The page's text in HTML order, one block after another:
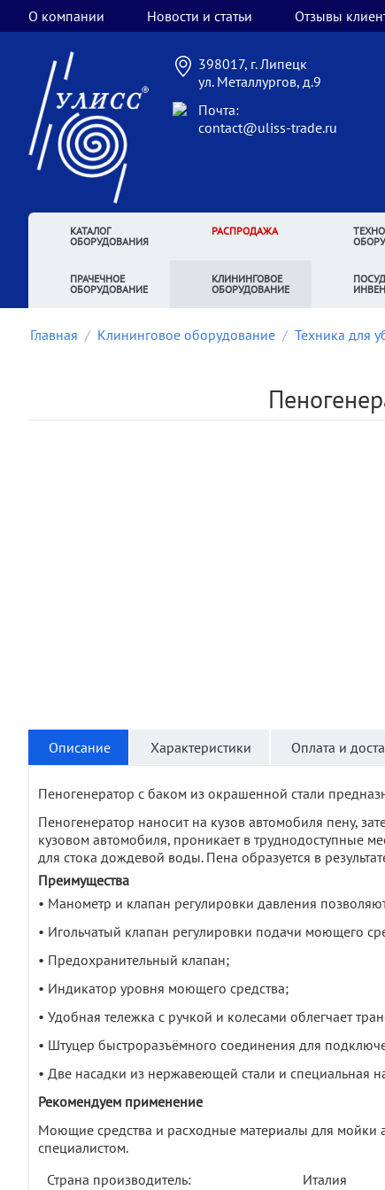
О компании Новости и статьи Отзывы
398017, г. Липецк
ул. Металлургов, д.9
Почта:
contact@uliss-trade.ru
КАТАЛОГ
ОБОРУДОВАНИЯ
РАСПРОДАЖА
ПРАЧЕЧНОЕ
ОБОРУДОВАНИЕ
КЛИНИНГОВОЕ
ОБОРУДОВАНИЕ
Главная / Клининговое оборудование / Техника для
Описание Характеристики Оплата и
Пеногенератор с баком из окрашенной стали
Пеногенератор наносит на кузов автомобиля пену,
кузовом автомобиля, проникает в труднодоступные
для стока дождевой воды. Пена образуется в
Преимущества
• Манометр и клапан регулировки давления
• Игольчатый клапан регулировки подачи моющего
• Предохранительный клапан;
• Индикатор уровня моющего средства;
• Удобная тележка с ручкой и колесами облегчает
• Штуцер быстроразъёмного соединения для
• Две насадки из нержавеющей стали и специальная
Рекомендуем применение
Моющие средства и расходные материалы для мойки
специалистом.
Страна производитель:
Италия